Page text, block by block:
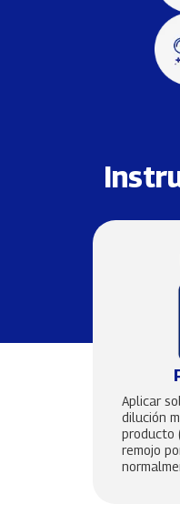
Aplicar
dilución
producto
remojo